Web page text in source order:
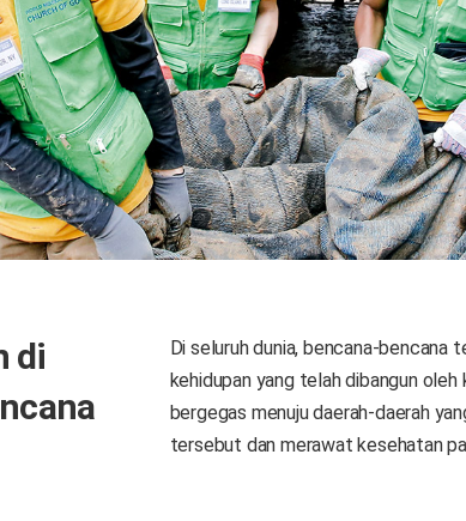
di
Di seluruh dunia, bencana-bencana
kehidupan yang telah dibangun oleh
bergegas menuju daerah-daerah
tersebut dan merawat kesehatan